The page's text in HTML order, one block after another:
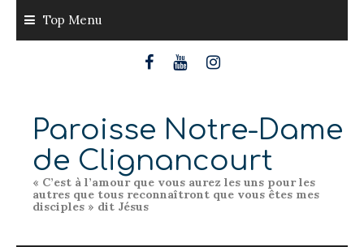
content
Top Menu
Paroisse Notre-Dame
de Clignancourt
« C’est à l’amour que vous aurez les uns pour les
autres que tous reconnaîtront que vous êtes mes
disciples » dit Jésus